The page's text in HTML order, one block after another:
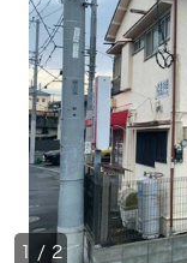
1 / 2